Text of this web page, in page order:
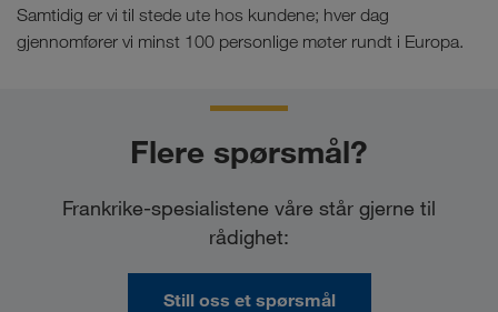
Samtidig er vi til stede ute hos kundene; hver dag
gjennomfører vi minst 100 personlige møter rundt i Europa.
Flere spørsmål?
Frankrike-spesialistene våre står gjerne til
rådighet:
Still oss et spørsmål